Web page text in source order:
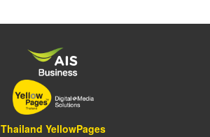
Thailand YellowPages